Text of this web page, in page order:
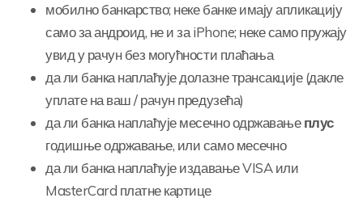
мобилно банкарство; неке банке имају апликацију
само за андроид, не и за iPhone; неке само пружају
увид у рачун без могућности плаћања
да ли банка наплаћује долазне трансакције (дакле
уплате на ваш / рачун предузећа)
да ли банка наплаћује месечно одржавањеплус
годишње одржавање, или само месечно
да ли банка наплаћује издавање VISA или
MasterCard платне картице